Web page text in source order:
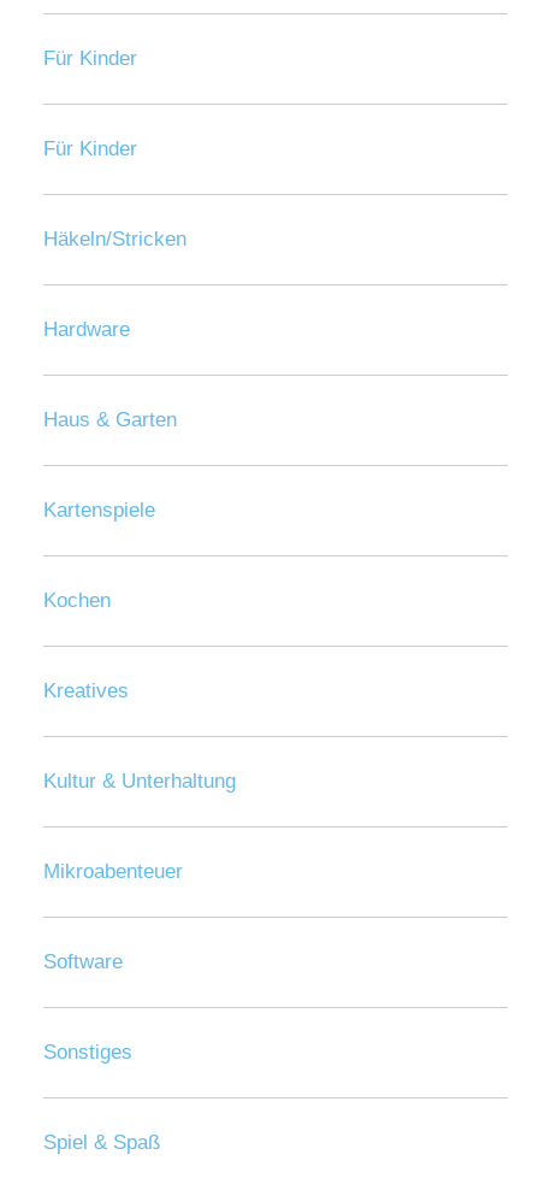
Für Kinder
Für Kinder
Häkeln/Stricken
Hardware
Haus & Garten
Kartenspiele
Kochen
Kreatives
Kultur & Unterhaltung
Mikroabenteuer
Software
Sonstiges
Spiel & Spaß